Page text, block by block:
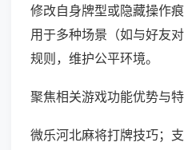
修改自身牌型或隐藏操作
用于多种场景（如与好友
规则，维护公平环境。
聚焦相关游戏功能优势与特
微乐河北麻将打牌技巧；